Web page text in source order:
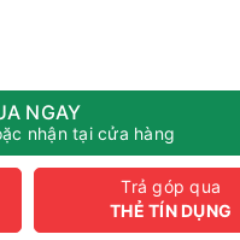
NGAY
nhận tại cửa hàng
Trả góp qua
THẺ TÍN DỤNG